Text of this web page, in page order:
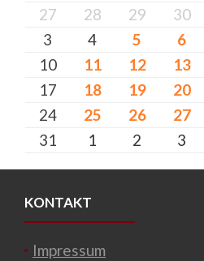
27
28 29 30
3
4 5 6
10
11 12 13
17
18 19 20
24
25 26 27
31
1 2 3
KONTAKT
Impressum